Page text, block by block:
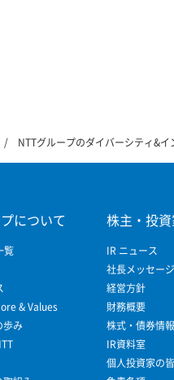
NTTグループのダイバーシティ&イ
について
覧
& Values
歩み
株主・投
IR ニュース
社長メッセージ
経営方針
財務概要
株式・債券情報
IR資料室
個人投資家の